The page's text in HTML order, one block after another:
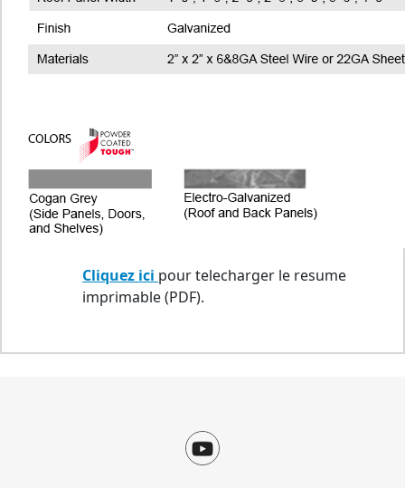
Cliquez ici pour telecharger le resume
imprimable (PDF).